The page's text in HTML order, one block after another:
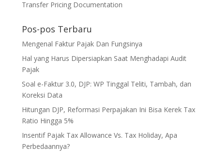
Transfer Pricing Documentation
Pos-pos Terbaru
Mengenal Faktur Pajak Dan Fungsinya
Hal yang Harus Dipersiapkan Saat Menghadapi Audit
Pajak
Soal e-Faktur 3.0, DJP: WP Tinggal Teliti, Tambah, dan
Koreksi Data
Hitungan DJP, Reformasi Perpajakan Ini Bisa Kerek Tax
Ratio Hingga 5%
Insentif Pajak Tax Allowance Vs. Tax Holiday, Apa
Perbedaannya?